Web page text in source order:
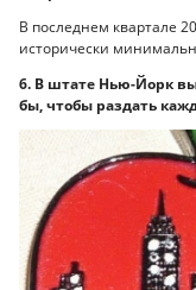
В последнем квартале
исторически
6. В штате Нью-Йорк
бы, чтобы раздать